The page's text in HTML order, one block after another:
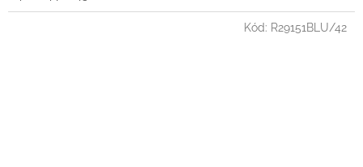
Kód: R29151BLU/42